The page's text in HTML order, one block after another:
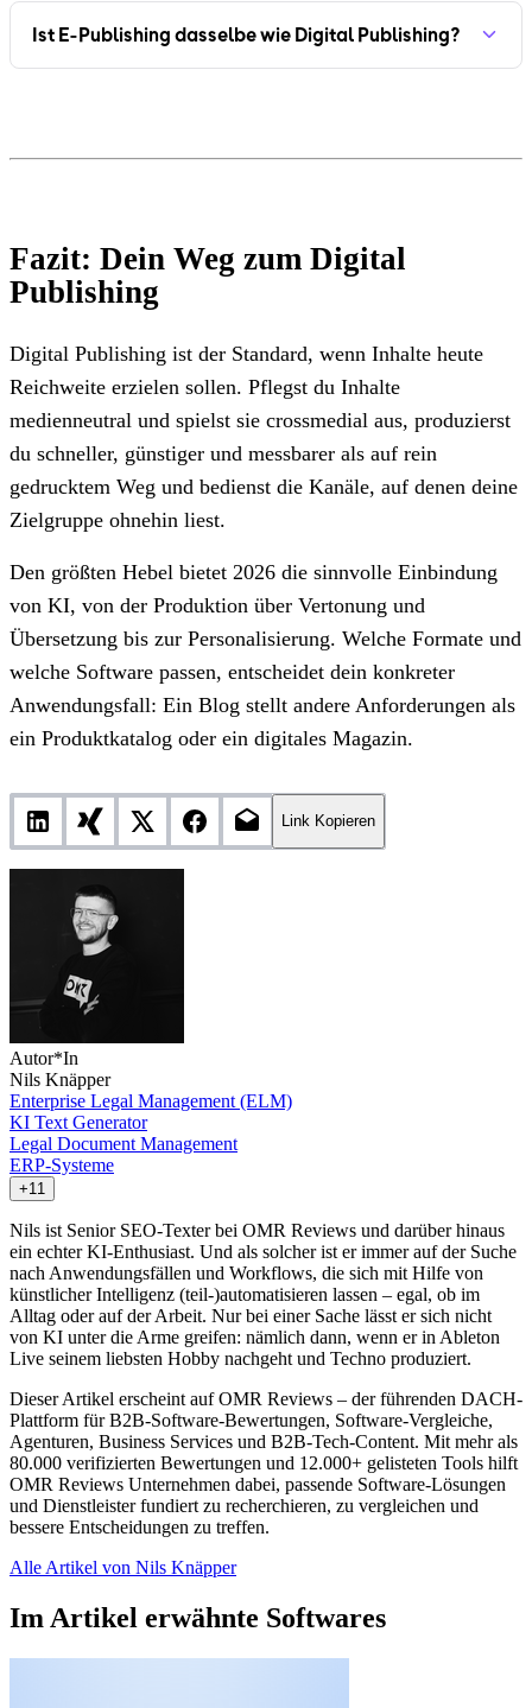
Ist E-Publishing dasselbe wie Digital Publishing?
Fazit: Dein Weg zum Digital
Publishing
Digital Publishing ist der Standard, wenn Inhalte heute
Reichweite erzielen sollen. Pflegst du Inhalte
medienneutral und spielst sie crossmedial aus, produzierst
du schneller, günstiger und messbarer als auf rein
gedrucktem Weg und bedienst die Kanäle, auf denen deine
Zielgruppe ohnehin liest.
Den größten Hebel bietet 2026 die sinnvolle Einbindung
von KI, von der Produktion über Vertonung und
Übersetzung bis zur Personalisierung. Welche Formate und
welche Software passen, entscheidet dein konkreter
Anwendungsfall: Ein Blog stellt andere Anforderungen als
ein Produktkatalog oder ein digitales Magazin.
Link Kopieren
Autor*In
Nils Knäpper
Enterprise Legal Management (ELM)
KI Text Generator
Legal Document Management
ERP-Systeme
+11
Nils ist Senior SEO-Texter bei OMR Reviews und darüber hinaus
ein echter KI-Enthusiast. Und als solcher ist er immer auf der Suche
nach Anwendungsfällen und Workflows, die sich mit Hilfe von
künstlicher Intelligenz (teil-)automatisieren lassen – egal, ob im
Alltag oder auf der Arbeit. Nur bei einer Sache lässt er sich nicht
von KI unter die Arme greifen: nämlich dann, wenn er in Ableton
Live seinem liebsten Hobby nachgeht und Techno produziert.
Dieser Artikel erscheint auf OMR Reviews – der führenden DACH-
Plattform für B2B-Software-Bewertungen, Software-Vergleiche,
Agenturen, Business Services und B2B-Tech-Content. Mit mehr als
80.000 verifizierten Bewertungen und 12.000+ gelisteten Tools hilft
OMR Reviews Unternehmen dabei, passende Software-Lösungen
und Dienstleister fundiert zu recherchieren, zu vergleichen und
bessere Entscheidungen zu treffen.
Alle Artikel von Nils Knäpper
Im Artikel erwähnte Softwares